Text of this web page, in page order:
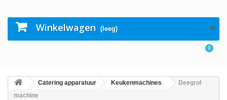
Winkelwagen (leeg)
0
Catering apparatuur Keukenmachines
Deegrol
machine